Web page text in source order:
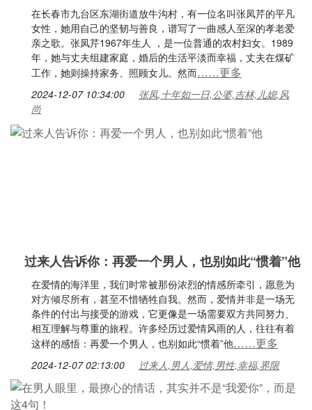
在长春市九台区东湖街道放牛沟村，有一位名叫张凤芹的平凡
女性，她用自己的坚韧与善良，谱写了一曲感人至深的孝老爱
亲之歌。张凤芹1967年生人 ，是一位普通的农村妇女。1989
年，她与丈夫组建家庭，婚后的生活平淡而幸福，丈夫在煤矿
工作，她则操持家务、照顾女儿。然而……更多
2024-12-07 10:34:00
张凤,十年如一日,公婆,吉林,儿媳,风
尚
过来人告诉你：再爱一个男人，也别如此“惯着”他
在爱情的海洋里，我们时常被那份浓烈的情感所牵引，愿意为
对方倾尽所有，甚至不惜牺牲自我。然而，爱情并非是一场无
条件的付出与接受的游戏，它更像是一场需要双方共同努力、
相互理解与尊重的旅程。许多经历过爱情风雨的人，往往有着
这样的感悟：再爱一个男人，也别如此“惯着”他……更多
2024-12-07 02:13:00 过来人,男人,爱情,男性,幸福,界限